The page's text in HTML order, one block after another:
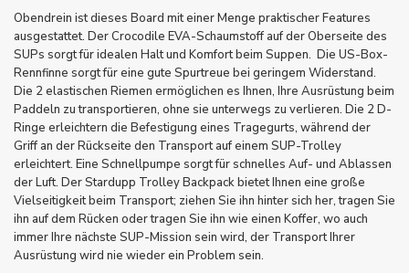
Obendrein ist dieses Board mit einer Menge praktischer Features
ausgestattet. Der Crocodile EVA-Schaumstoff auf der Oberseite des
SUPs sorgt für idealen Halt und Komfort beim Suppen. Die US-Box-
Rennfinne sorgt für eine gute Spurtreue bei geringem Widerstand.
Die 2 elastischen Riemen ermöglichen es Ihnen, Ihre Ausrüstung beim
Paddeln zu transportieren, ohne sie unterwegs zu verlieren. Die 2 D-
Ringe erleichtern die Befestigung eines Tragegurts, während der
Griff an der Rückseite den Transport auf einem SUP-Trolley
erleichtert. Eine Schnellpumpe sorgt für schnelles Auf- und Ablassen
der Luft. Der Stardupp Trolley Backpack bietet Ihnen eine große
Vielseitigkeit beim Transport; ziehen Sie ihn hinter sich her, tragen Sie
ihn auf dem Rücken oder tragen Sie ihn wie einen Koffer, wo auch
immer Ihre nächste SUP-Mission sein wird, der Transport Ihrer
Ausrüstung wird nie wieder ein Problem sein.